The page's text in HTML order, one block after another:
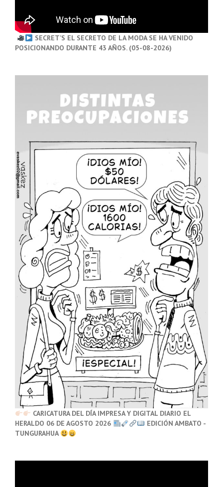
SECRET’S EL SECRETO DE LA MODA SE HA VENIDO
POSICIONANDO DURANTE 43 AÑOS. (05-08-2026)
CARICATURA DEL DÍA IMPRESA Y DIGITAL DIARIO EL
HERALDO 06 DE AGOSTO 2026
EDICIÓN AMBATO -
TUNGURAHUA